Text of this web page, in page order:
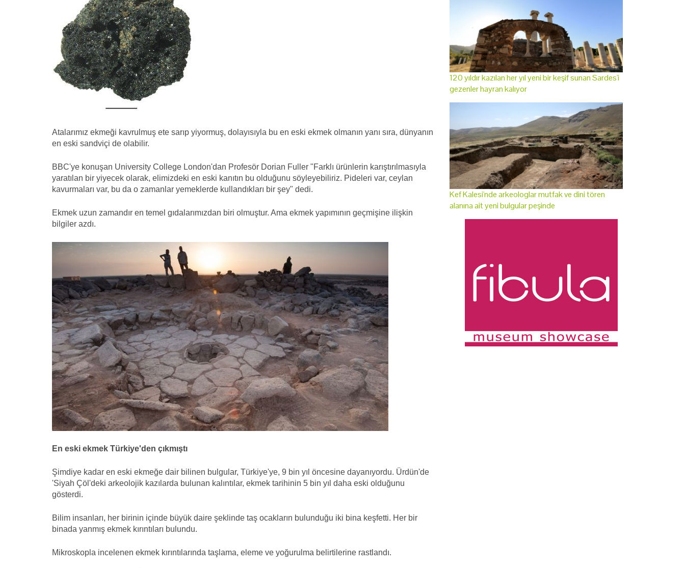
Atalarımız ekmeği kavrulmuş ete sarıp yiyormuş, dolayısıyla bu en eski ekmek olmanın yanı sıra, dünyanın
en eski sandviçi de olabilir.
BBC'ye konuşan University College London'dan Profesör Dorian Fuller "Farklı ürünlerin karıştırılmasıyla
yaratılan bir yiyecek olarak, elimizdeki en eski kanıtın bu olduğunu söyleyebiliriz. Pideleri var, ceylan
kavurmaları var, bu da o zamanlar yemeklerde kullandıkları bir şey" dedi.
Ekmek uzun zamandır en temel gıdalarımızdan biri olmuştur. Ama ekmek yapımının geçmişine ilişkin
bilgiler azdı.
En eski ekmek Türkiye'den çıkmıştı
Şimdiye kadar en eski ekmeğe dair bilinen bulgular, Türkiye'ye, 9 bin yıl öncesine dayanıyordu. Ürdün'de
'Siyah Çöl'deki arkeolojik kazılarda bulunan kalıntılar, ekmek tarihinin 5 bin yıl daha eski olduğunu
gösterdi.
Bilim insanları, her birinin içinde büyük daire şeklinde taş ocakların bulunduğu iki bina keşfetti. Her bir
binada yanmış ekmek kırıntıları bulundu.
Mikroskopla incelenen ekmek kırıntılarında taşlama, eleme ve yoğurulma belirtilerine rastlandı.
120 yıldır kazılan her yıl yeni bir keşif sunan Sardes'i
gezenler hayran kalıyor
Kef Kalesi'nde arkeologlar mutfak ve dini tören
alanına ait yeni bulgular peşinde